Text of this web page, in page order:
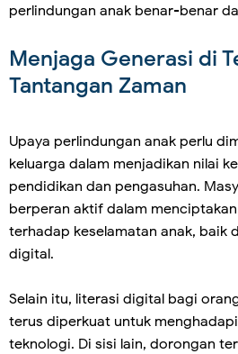
perlindungan anak benar-benar
Menjaga Generasi di
Tantangan Zaman
Upaya perlindungan anak perlu
keluarga dalam menjadikan nilai
pendidikan dan pengasuhan.
berperan aktif dalam
terhadap keselamatan anak, baik
digital.
Selain itu, literasi digital bagi
terus diperkuat untuk
teknologi. Di sisi lain, dorongan